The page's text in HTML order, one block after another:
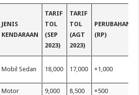
JENIS
KENDARAAN
TARIF
TOL
(SEP
2023)
TARIF
TOL
(AGT
2023)
PERUBAHAN
(RP)
Mobil Sedan 18,000 17,000 +1,000
Motor 9,000 8,500 +500